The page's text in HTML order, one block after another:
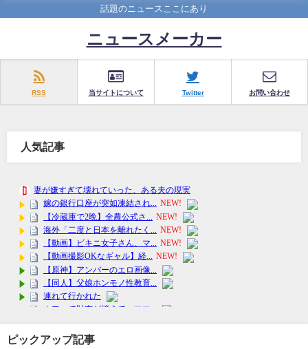
話題のニュースここにあり
ニュースメーカー
RSS 当サイトについて Twitter お問い合わせ
人気記事
ピックアップ記事